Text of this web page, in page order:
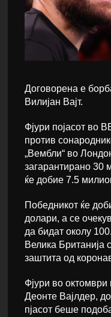
Договорена е
Вилијан Вајт.
Фјури појасот во
против
„Вембли“ во
загарантирано 30
ќе добие 7.5
Победникот ќе
долари, а се
да бидат околу
Велика Британија
заштита од
Фјури во октомври
Деонте Вајлдер,
пјасот беше